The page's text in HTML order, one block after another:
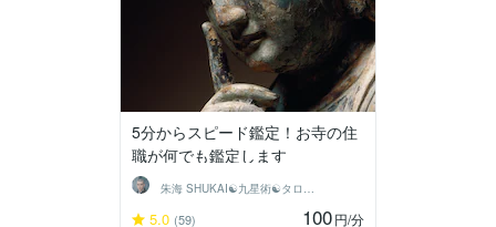
5分からスピード鑑定！お寺の住
職が何でも鑑定します
朱海 SHUKAI☯九星術☯タロット和尚
5.0 (59) 100円/分